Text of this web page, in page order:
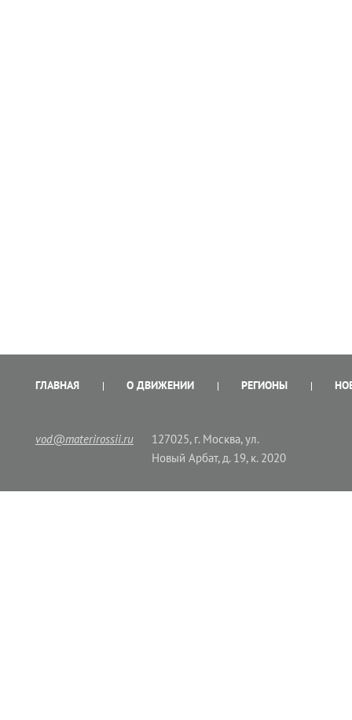
ГЛАВНАЯ О ДВИЖЕНИИ РЕГИОНЫ
vod@materirossii.ru
127025, г. Москва, ул.
Новый Арбат, д. 19, к. 2020